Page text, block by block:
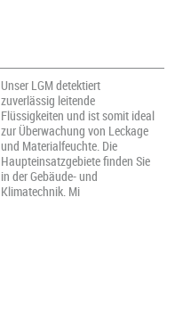
Unser LGM detektiert
zuverlässig leitende
Flüssigkeiten und ist somit ideal
zur Überwachung von Leckage
und Materialfeuchte. Die
Haupteinsatzgebiete finden Sie
in der Gebäude- und
Klimatechnik. Mi